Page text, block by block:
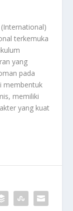
terkemuka
yang
pada
membentuk
memiliki
yang kuat